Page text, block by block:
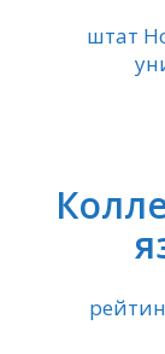
штат